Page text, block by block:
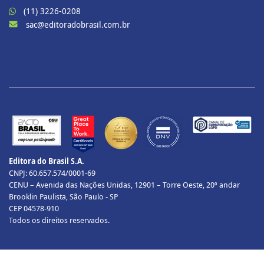
(11) 3226-0208
sac@editoradobrasil.com.br
Editora do Brasil S.A.
CNPJ: 60.657.574/0001-69
CENU – Avenida das Nações Unidas, 12901 – Torre Oeste, 20º andar
Brooklin Paulista, São Paulo - SP
CEP 04578-910
Todos os direitos reservados.